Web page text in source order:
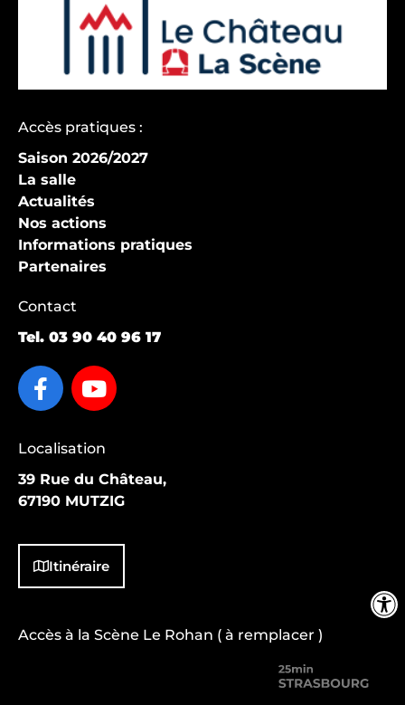
Accès pratiques :
Saison 2026/2027
La salle
Actualités
Nos actions
Informations pratiques
Partenaires
Contact
Tel. 03 90 40 96 17
Localisation
39 Rue du Château,
67190 MUTZIG
Itinéraire
Accès à la Scène Le Rohan ( à remplacer )